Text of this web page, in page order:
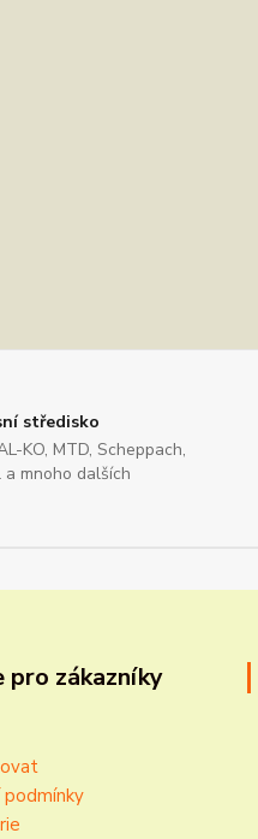
středisko
KO, MTD, Scheppach,
a mnoho dalších
pro zákazníky
podmínky